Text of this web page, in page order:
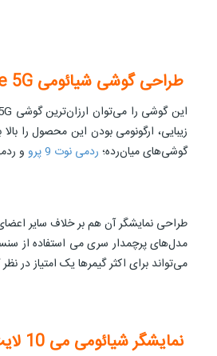
طراحیگوشی شیائومی Mi 10 Lite 5G
گوشی‌های میان‌رده؛ ردمی نوت 9 پرو و ردمی نوت 9 پرو مکس را در ذهن تداعی می‌کند.
مدل‌های پرچمدار سری می استفاده از
می‌تواند برای اکثر گیمرها یک امتیاز در
نمایشگر شیائومی می 10 لایت